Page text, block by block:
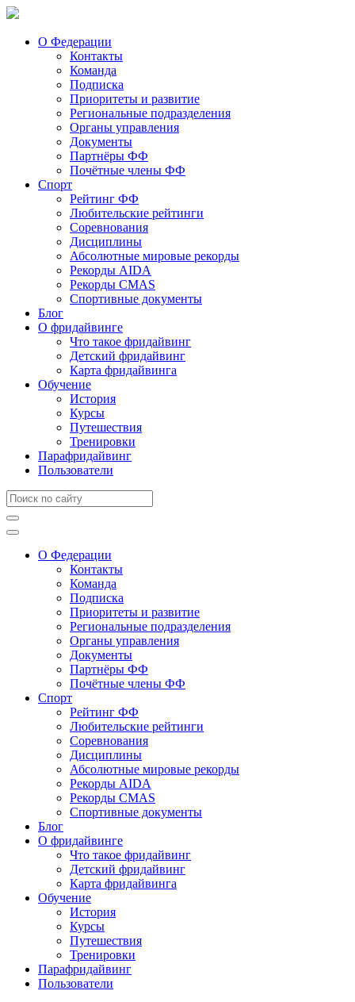
О Федерации
Контакты
Команда
Подписка
Приоритеты и развитие
Региональные подразделения
Органы управления
Документы
Партнёры ФФ
Почётные члены ФФ
Спорт
Рейтинг ФФ
Любительские рейтинги
Соревнования
Дисциплины
Абсолютные мировые рекорды
Рекорды AIDA
Рекорды CMAS
Спортивные документы
Блог
О фридайвинге
Что такое фридайвинг
Детский фридайвинг
Карта фридайвинга
Обучение
История
Курсы
Путешествия
Тренировки
Парафридайвинг
Пользователи
О Федерации
Контакты
Команда
Подписка
Приоритеты и развитие
Региональные подразделения
Органы управления
Документы
Партнёры ФФ
Почётные члены ФФ
Спорт
Рейтинг ФФ
Любительские рейтинги
Соревнования
Дисциплины
Абсолютные мировые рекорды
Рекорды AIDA
Рекорды CMAS
Спортивные документы
Блог
О фридайвинге
Что такое фридайвинг
Детский фридайвинг
Карта фридайвинга
Обучение
История
Курсы
Путешествия
Тренировки
Парафридайвинг
Пользователи